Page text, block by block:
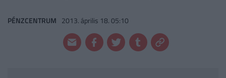
PÉNZCENTRUM 2013. április 18. 05:10